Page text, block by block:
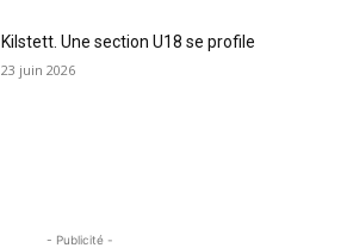
Kilstett. Une section U18 se profile
23 juin 2026
- Publicité -